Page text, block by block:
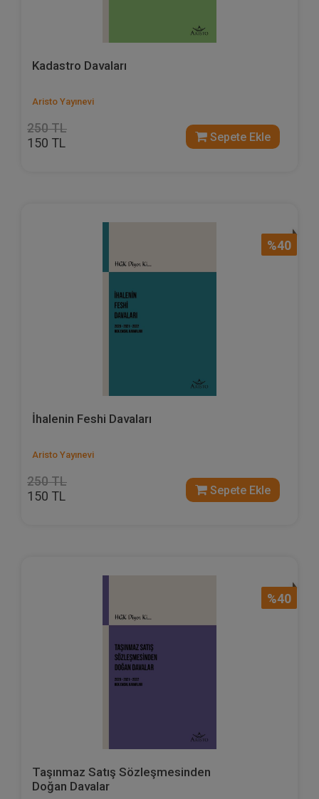
Kadastro Davaları
Aristo Yayınevi
250 TL
150 TL Sepete Ekle
%40
İhalenin Feshi Davaları
Aristo Yayınevi
250 TL
150 TL Sepete Ekle
%40
Taşınmaz Satış Sözleşmesinden
Doğan Davalar